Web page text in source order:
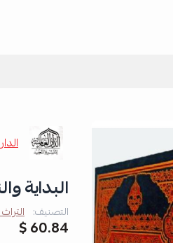
البداية والنهاية
التصنيف:
60.84 $